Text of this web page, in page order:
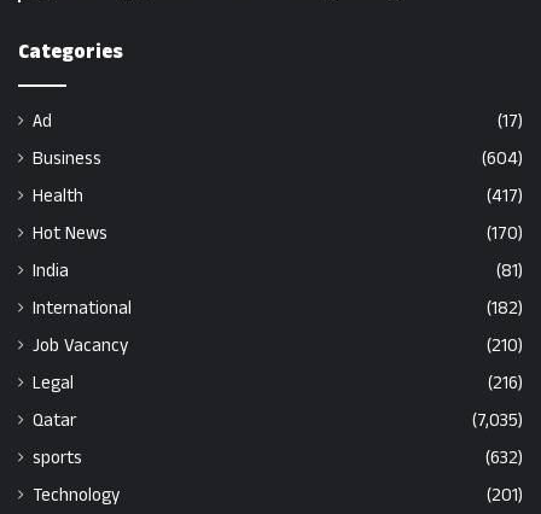
Categories
Ad
(17)
Business
(604)
Health
(417)
Hot News
(170)
India
(81)
International
(182)
Job Vacancy
(210)
Legal
(216)
Qatar
(7,035)
sports
(632)
Technology
(201)